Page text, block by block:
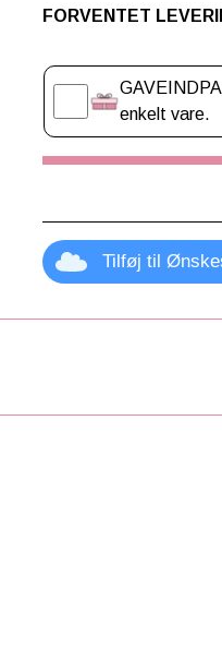
FORVENTET
enkelt vare.
Tilføj til